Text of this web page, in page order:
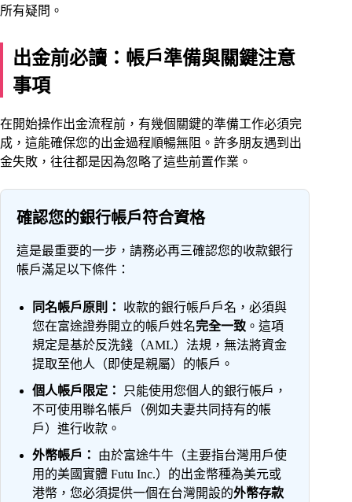
所有疑問。
出金前必讀：帳戶準備與關鍵注意
事項
在開始操作出金流程前，有幾個關鍵的準備工作必須完
成，這能確保您的出金過程順暢無阻。許多朋友遇到出
金失敗，往往都是因為忽略了這些前置作業。
確認您的銀行帳戶符合資格
這是最重要的一步，請務必再三確認您的收款銀行
帳戶滿足以下條件：
同名帳戶原則：
收款的銀行帳戶戶名，必須與
您在富途證券開立的帳戶姓名完全一致 。這項
規定是基於反洗錢（AML）法規，無法將資金
提取至他人（即使是親屬）的帳戶。
個人帳戶限定：
只能使用您個人的銀行帳戶，
不可使用聯名帳戶（例如夫妻共同持有的帳
戶）進行收款。
外幣帳戶：
由於富途牛牛（主要指台灣用戶使
用的美國實體 Futu Inc.）的出金幣種為美元或
港幣，您必須提供一個在台灣開設的外幣存款